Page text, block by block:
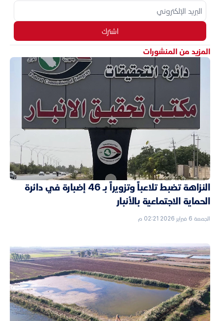
اشترك
المزيد من المنشورات
النزاهة تضبط تلاعباً وتزويراً بـ 46 إضبارة في دائرة
الحماية الاجتماعية بالأنبار
الجمعة 6 فبراير 2026 02:21 م